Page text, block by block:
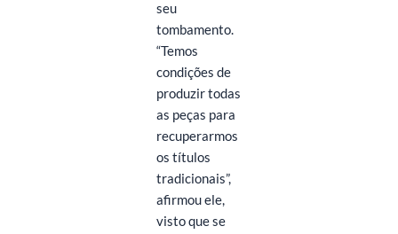
seu
tombamento.
“Temos
condições de
produzir todas
as peças para
recuperarmos
os títulos
tradicionais”,
afirmou ele,
visto que se